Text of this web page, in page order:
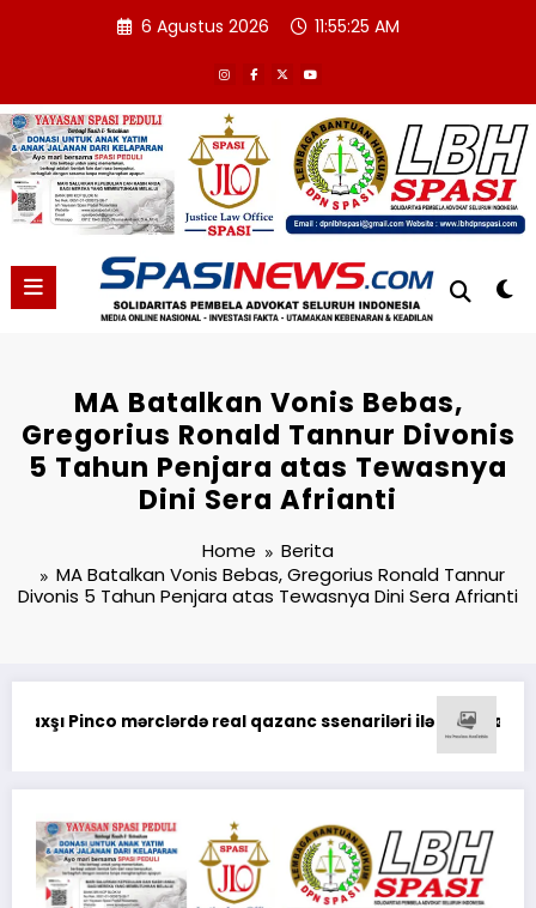
6 Agustus 2026 11:55:26 AM
MA Batalkan Vonis Bebas,
Gregorius Ronald Tannur Divonis
5 Tahun Penjara atas Tewasnya
Dini Sera Afrianti
Home
Berita
MA Batalkan Vonis Bebas, Gregorius Ronald Tannur
Divonis 5 Tahun Penjara atas Tewasnya Dini Sera Afrianti
выводе средств на платформе казино Pinco Online Casino: